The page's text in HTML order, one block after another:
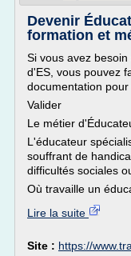
Devenir
formation et
Si vous avez
d'ES, vous pouvez
documentation
Valider
Le métier
L'éducateur
souffrant de
difficultés sociales
Où travaille un
Lire la suite
Site : https://